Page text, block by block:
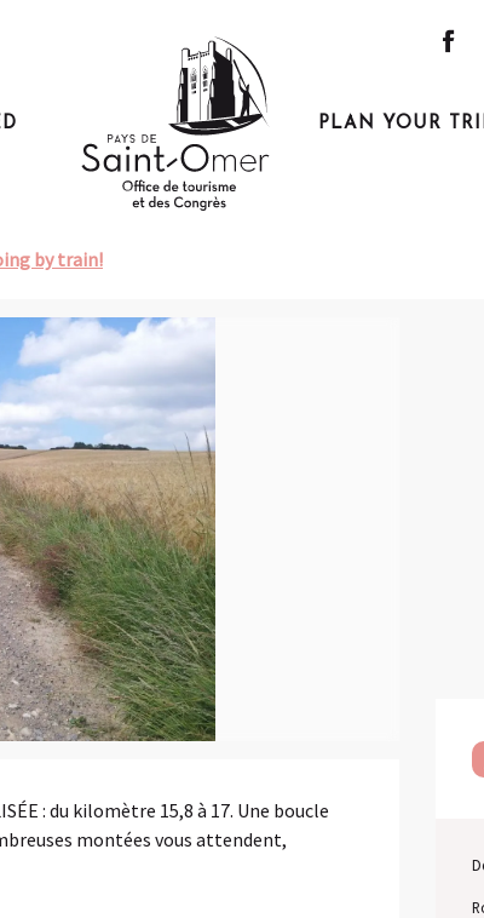
PLAN YOUR
by train!
: du kilomètre 15,8 à 17. Une boucle
montées vous attendent,